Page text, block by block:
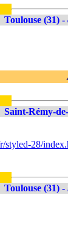
Toulouse (31) -
Saint-Rémy-
styled-28/
Toulouse (31) -